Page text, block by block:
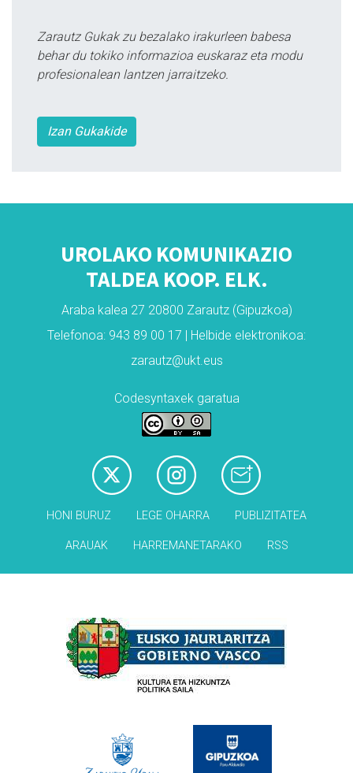
Zarautz Gukak zu bezalako irakurleen babesa
behar du tokiko informazioa euskaraz eta modu
profesionalean lantzen jarraitzeko.
Izan Gukakide
UROLAKO KOMUNIKAZIO
TALDEA KOOP. ELK.
Araba kalea 27 20800 Zarautz (Gipuzkoa)
Telefonoa: 943 89 00 17 | Helbide elektronikoa:
zarautz@ukt.eus
Codesyntaxek garatua
HONI BURUZ LEGE OHARRA PUBLIZITATEA
ARAUAK HARREMANETARAKO RSS